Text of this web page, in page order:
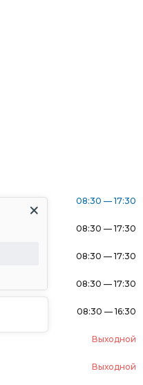
08:30 — 17:30
08:30 — 17:30
08:30 — 17:30
08:30 — 17:30
08:30 — 16:30
Выходной
Выходной